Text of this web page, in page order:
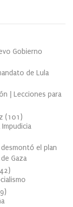
Gobierno
de Lula
| Lecciones para
(101 )
el plan
Gaza
)
)